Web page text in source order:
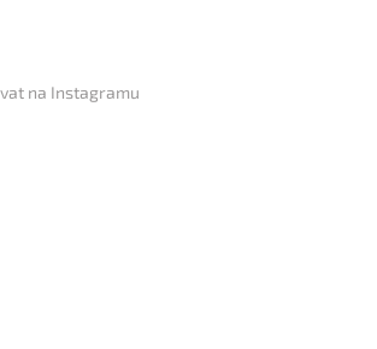
na Instagramu